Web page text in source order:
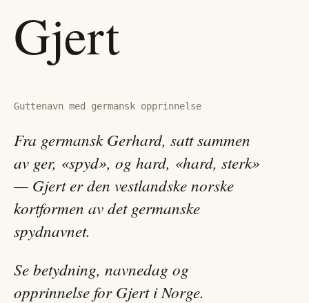
Gjert
Guttenavn med germansk opprinnelse
Fra germansk Gerhard, satt sammen
av ger, «spyd», og hard, «hard, sterk»
— Gjert er den vestlandske norske
kortformen av det germanske
spydnavnet.
Se betydning, navnedag og
opprinnelse for Gjert i Norge.